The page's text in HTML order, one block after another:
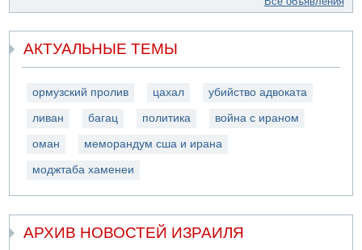
АКТУАЛЬНЫЕ ТЕМЫ
ормузский пролив цахал убийство адвоката
ливан багац политика война с ираном
оман меморандум сша и ирана
моджтаба хаменеи
АРХИВ НОВОСТЕЙ ИЗРАИЛЯ